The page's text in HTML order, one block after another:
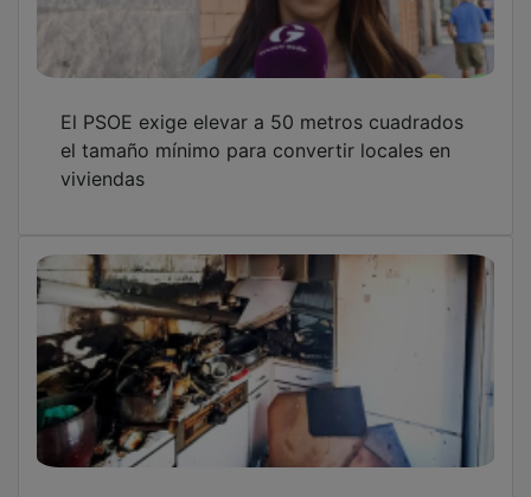
El PSOE exige elevar a 50 metros cuadrados
el tamaño mínimo para convertir locales en
viviendas